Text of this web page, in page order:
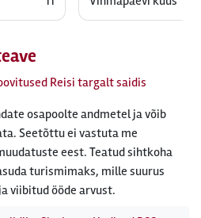
Reisi targalt saidis
osapoolte andmetel ja võib
Seetõttu ei vastuta me
eest. Teatud sihtkoha
turismimaks, mille suurus
viibitud ööde arvust.